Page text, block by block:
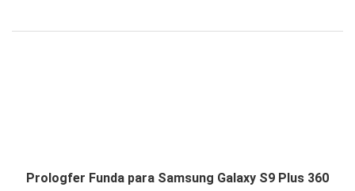
Prologfer Funda para Samsung Galaxy S9 Plus 360